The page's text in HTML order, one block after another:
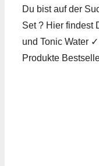
Du bist auf der
Set ? Hier findest
und Tonic Water
Produkte